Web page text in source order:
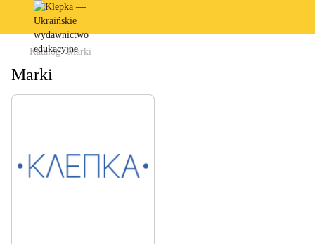
Katalog Marki
Marki